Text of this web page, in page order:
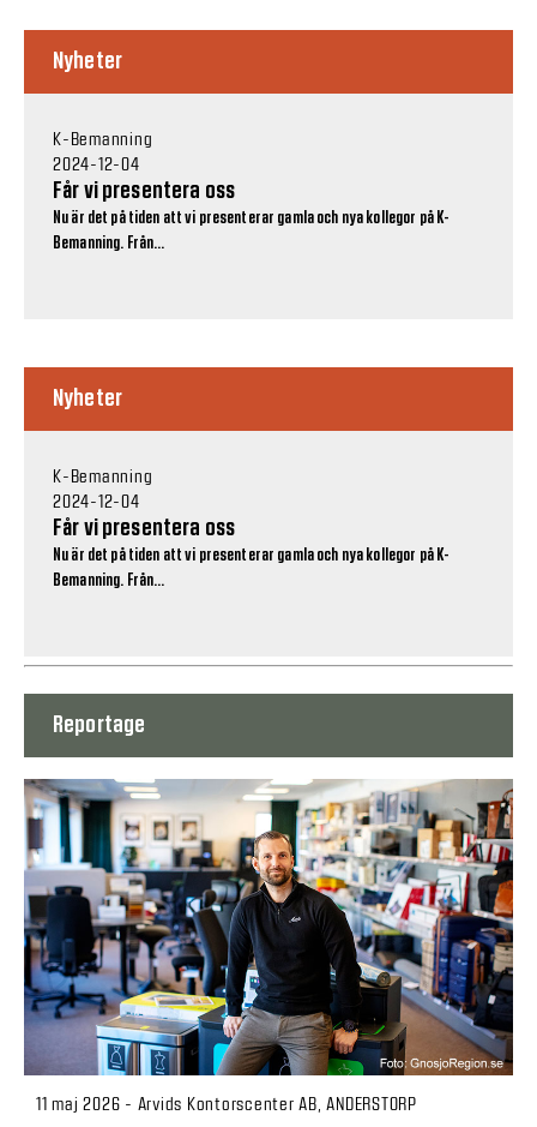
Nyheter
K-Bemanning
2024-12-04
Får vi presentera oss
Nu är det på tiden att vi presenterar gamla och nya kollegor på K-
Bemanning. Från...
Nyheter
K-Bemanning
2024-12-04
Får vi presentera oss
Nu är det på tiden att vi presenterar gamla och nya kollegor på K-
Bemanning. Från...
Reportage
11 maj 2026 - Arvids Kontorscenter AB, ANDERSTORP